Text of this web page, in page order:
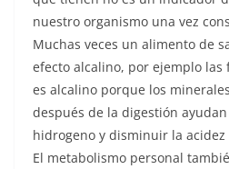
nuestro organismo una vez
Muchas veces un alimento de
efecto alcalino, por ejemplo
es alcalino porque los
después de la digestión
hidrogeno y disminuir la acidez
El metabolismo personal